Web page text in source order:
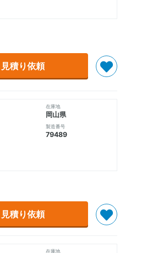
見積り依頼
在庫地
岡山県
製造番号
79489
見積り依頼
在庫地